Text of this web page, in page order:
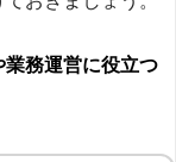
務運営に役立つ